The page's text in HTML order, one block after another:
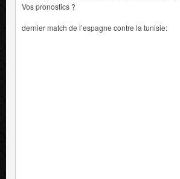
Vos pronostics ?
dernier match de l’espagne contre la tunisie: